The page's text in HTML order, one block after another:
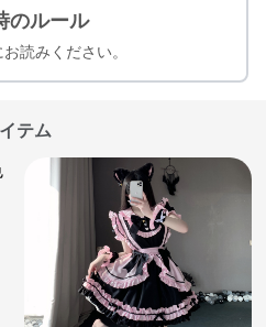
のルール
読みください。
テム